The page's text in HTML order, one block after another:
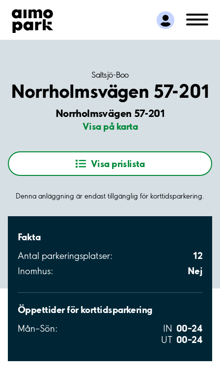
Hitta parkering
Samarbete
Kundservice
Saltsjö-Boo
Norrholmsvägen 57-201
Norrholmsvägen 57-201
Visa på karta
Visa prislista
Denna anläggning är endast tillgänglig för korttidsparkering.
Fakta
Antal parkeringsplatser: 12
Inomhus: Nej
Öppettider för korttidsparkering
Mån–Sön: IN 00–24
UT 00–24